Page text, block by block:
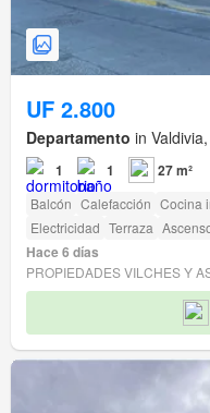
UF 2.800
Departamento in
1 1 27 m²
Balcón Calefacción Cocina
Electricidad Terraza
Hace 6 días
PROPIEDADES VILCHES Y